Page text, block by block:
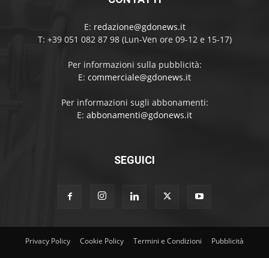
E: redazione@gdonews.it
T: +39 051 082 87 98 (Lun-Ven ore 09-12 e 15-17)
Per informazioni sulla pubblicità:
E: commerciale@gdonews.it
Per informazioni sugli abbonamenti:
E: abbonamenti@gdonews.it
SEGUICI
Privacy Policy Cookie Policy Termini e Condizioni Pubblicità